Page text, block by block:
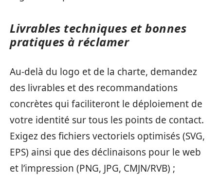
Livrables techniques et bonnes
pratiques à réclamer
Au-delà du logo et de la charte, demandez
des livrables et des recommandations
concrètes qui faciliteront le déploiement de
votre identité sur tous les points de contact.
Exigez des fichiers vectoriels optimisés (SVG,
EPS) ainsi que des déclinaisons pour le web
et l’impression (PNG, JPG, CMJN/RVB) ;